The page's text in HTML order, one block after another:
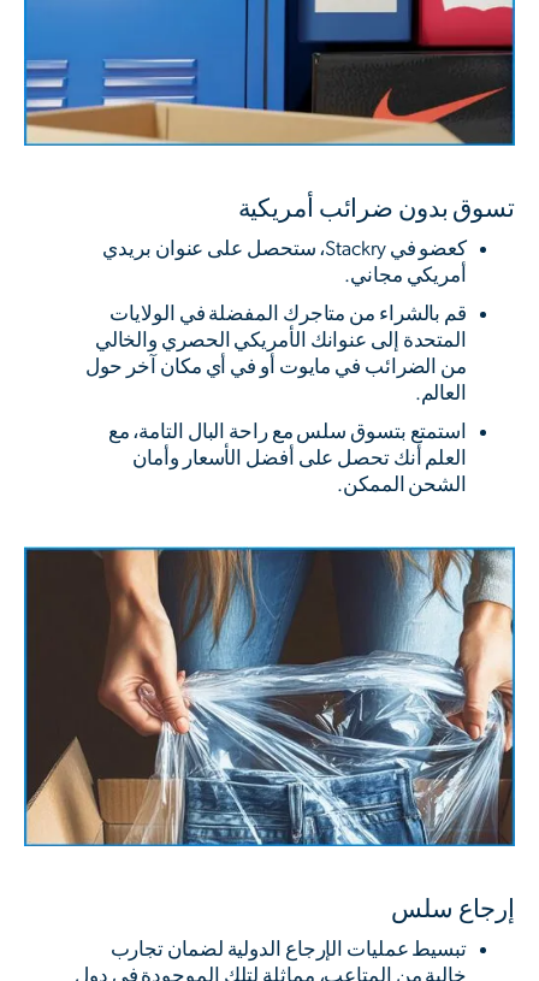
تسوق بدون ضرائب أمريكية
كعضو في Stackry، ستحصل على عنوان بريدي
أمريكي مجاني.
قم بالشراء من متاجرك المفضلة في الولايات
المتحدة إلى عنوانك الأمريكي الحصري والخالي
من الضرائب في مايوت أو في أي مكان آخر حول
العالم.
استمتع بتسوق سلس مع راحة البال التامة، مع
العلم أنك تحصل على أفضل الأسعار وأمان
الشحن الممكن.
إرجاع سلس
تبسيط عمليات الإرجاع الدولية لضمان تجارب
خالية من المتاعب، مماثلة لتلك الموجودة في دول